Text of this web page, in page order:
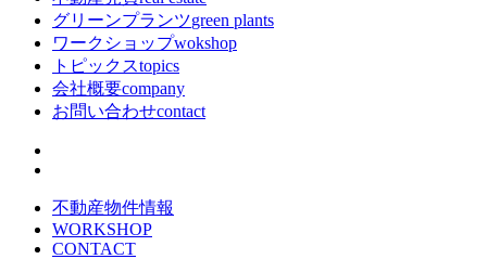
グリーンプランツgreen plants
ワークショップwokshop
トピックスtopics
会社概要company
お問い合わせcontact
不動産物件情報
WORKSHOP
CONTACT